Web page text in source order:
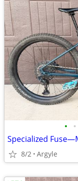
• •
Specialized
8/2 Argyle